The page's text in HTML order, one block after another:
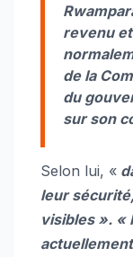
revenu
de la
du
sur son
Selon lui, «
leur
visibles ». «